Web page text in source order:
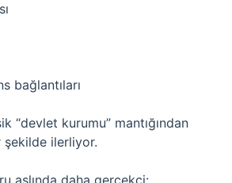
bağlantıları
“devlet kurumu” mantığından
ilerliyor.
aslında daha gerçekçi: